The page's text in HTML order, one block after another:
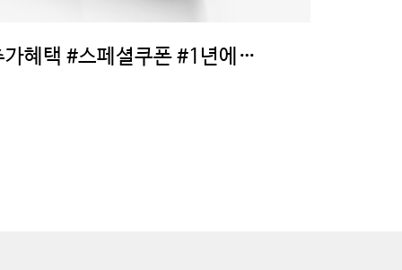
좋은사람들 기념일 추가혜택 #스페셜쿠폰 #1년에 2번